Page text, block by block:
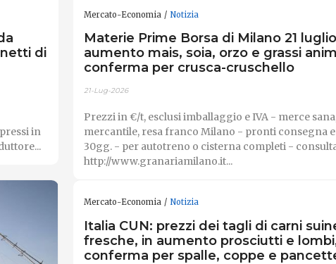
di
in
Mercato-Economia Notizia
Materie Prime Borsa di Milano 21
aumento mais, soia, orzo e grassi
conferma per crusca-cruschello
21-Lug-2026
Prezzi in €/t, esclusi imballaggio e IVA - merce
mercantile, resa franco Milano - pronti consegna
30gg. - per autotreno o cisterna completi -
http://www.granariamilano.it...
Mercato-Economia Notizia
Italia CUN: prezzi dei tagli di carni
fresche, in aumento prosciutti e
conferma per spalle, coppe e